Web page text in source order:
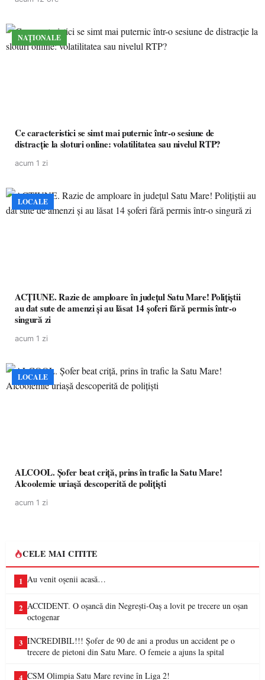
NAȚIONALE
Ce caracteristici se simt mai puternic într-o sesiune de
distracție la sloturi online: volatilitatea sau nivelul RTP?
acum 1 zi
LOCALE
ACȚIUNE. Razie de amploare în județul Satu Mare! Polițiștii
au dat sute de amenzi și au lăsat 14 șoferi fără permis într-o
singură zi
acum 1 zi
LOCALE
ALCOOL. Șofer beat criță, prins în trafic la Satu Mare!
Alcoolemie uriașă descoperită de polițiști
acum 1 zi
CELE MAI CITITE
1 Au venit oșenii acasă…
2 ACCIDENT. O oșancă din Negrești-Oaș a lovit pe trecere un oșan
octogenar
3 INCREDIBIL!!! Șofer de 90 de ani a produs un accident pe o
trecere de pietoni din Satu Mare. O femeie a ajuns la spital
4 CSM Olimpia Satu Mare revine în Liga 2!